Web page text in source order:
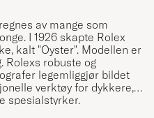
av mange som
I 1926 skapte Rolex
kalt "Oyster". Modellen er
Rolexs robuste og
legemliggjør bildet
verktøy for dykkere,
spesialstyrker.